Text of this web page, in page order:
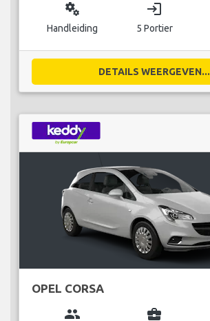
miscellaneous_services
Handleiding
login
5 Portier
DETAILS WEERGEVEN...
OPEL CORSA
group business_center